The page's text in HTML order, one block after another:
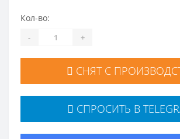
Кол-во:
- +
СНЯТ С
СПРОСИТЬ В